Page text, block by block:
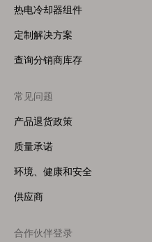
热电冷却器组件
定制解决方案
查询分销商库存
常见问题
产品退货政策
质量承诺
环境、健康和安全
供应商
合作伙伴登录